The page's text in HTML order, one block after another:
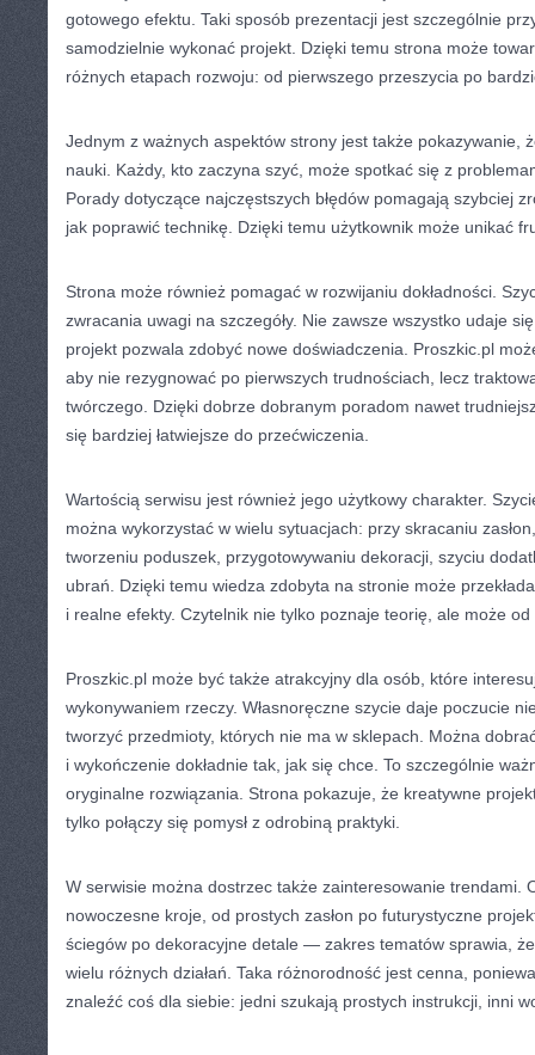
gotowego efektu. Taki sposób prezentacji jest szczególnie
samodzielnie wykonać projekt. Dzięki temu strona może
różnych etapach rozwoju: od pierwszego przeszycia po
Jednym z ważnych aspektów strony jest także pokazywanie,
nauki. Każdy, kto zaczyna szyć, może spotkać się z
Porady dotyczące najczęstszych błędów pomagają szybciej
jak poprawić technikę. Dzięki temu użytkownik może unikać
Strona może również pomagać w rozwijaniu dokładności.
zwracania uwagi na szczegóły. Nie zawsze wszystko udaje
projekt pozwala zdobyć nowe doświadczenia. Proszkic.pl
aby nie rezygnować po pierwszych trudnościach, lecz
twórczego. Dzięki dobrze dobranym poradom nawet
się bardziej łatwiejsze do przećwiczenia.
Wartością serwisu jest również jego użytkowy charakter.
można wykorzystać w wielu sytuacjach: przy skracaniu
tworzeniu poduszek, przygotowywaniu dekoracji, szyciu
ubrań. Dzięki temu wiedza zdobyta na stronie może
i realne efekty. Czytelnik nie tylko poznaje teorię, ale może
Proszkic.pl może być także atrakcyjny dla osób, które
wykonywaniem rzeczy. Własnoręczne szycie daje poczucie
tworzyć przedmioty, których nie ma w sklepach. Można
i wykończenie dokładnie tak, jak się chce. To szczególnie
oryginalne rozwiązania. Strona pokazuje, że kreatywne
tylko połączy się pomysł z odrobiną praktyki.
W serwisie można dostrzec także zainteresowanie trendami.
nowoczesne kroje, od prostych zasłon po futurystyczne
ściegów po dekoracyjne detale — zakres tematów sprawia,
wielu różnych działań. Taka różnorodność jest cenna,
znaleźć coś dla siebie: jedni szukają prostych instrukcji, inni